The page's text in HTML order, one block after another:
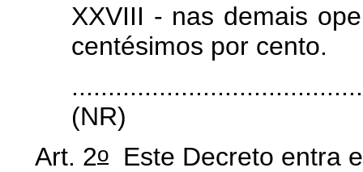
XXVIII - nas demais
centésimos por cento.
(NR)
Art. 2o Este Decreto entra